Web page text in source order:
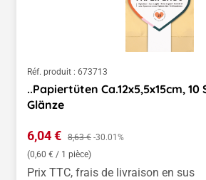
Réf. produit : 673713
..Papiertüten Ca.12x5,5x15cm, 10
Glänze
Prix de vente :
6,04 € Prix régulier :
8,63 € -30.01%
(0,60 € / 1 pièce)
Prix TTC, frais de livraison en sus